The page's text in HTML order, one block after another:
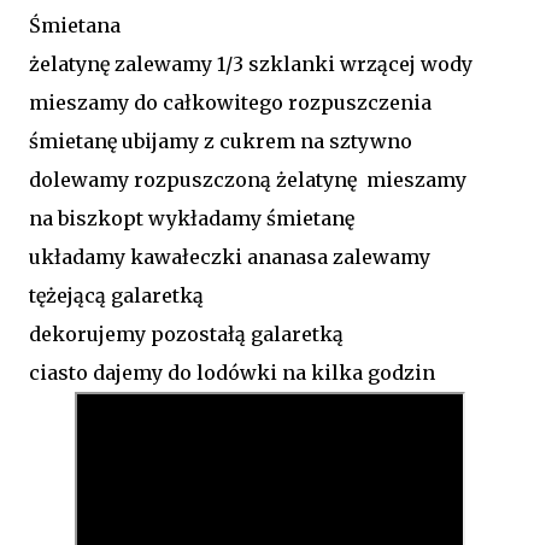
Śmietana
żelatynę zalewamy 1/3 szklanki wrzącej wody
mieszamy do całkowitego rozpuszczenia
śmietanę ubijamy z cukrem na sztywno
dolewamy rozpuszczoną żelatynę mieszamy
na biszkopt wykładamy śmietanę
układamy kawałeczki ananasa zalewamy
tężejącą galaretką
dekorujemy pozostałą galaretką
ciasto dajemy do lodówki na kilka godzin